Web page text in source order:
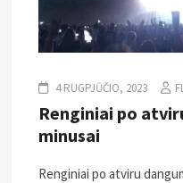
4 RUGPJŪČIO, 2023
Renginiai po
minusai
Renginiai po atviru